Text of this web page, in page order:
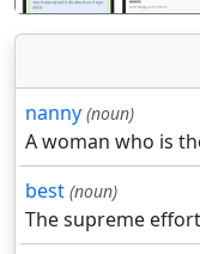
nanny (noun)
A woman who is
best (noun)
The supreme